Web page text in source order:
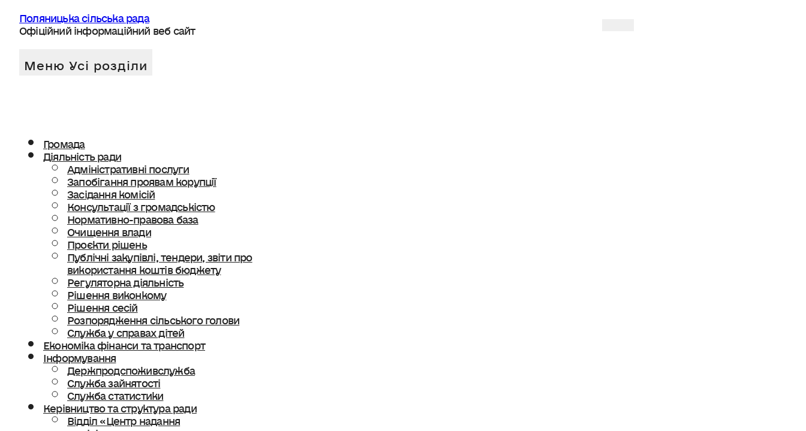
Поляницька сільська рада
Офіційний інформаційний веб сайт
Громада
Діяльність ради
Адміністративні послуги
Запобігання проявам корупції
Засідання комісій
Консультації з громадськістю
Нормативно-правова база
Очищення влади
Проєкти рішень
Публічні закупівлі, тендери, звіти про
використання коштів бюджету
Регуляторна діяльність
Рішення виконкому
Рішення сесій
Розпорядження сільського голови
Служба у справах дітей
Економіка фінанси та транспорт
Інформування
Держпродспоживслужба
Служба зайнятості
Служба статистики
Керівництво та структура ради
Відділ «Центр надання